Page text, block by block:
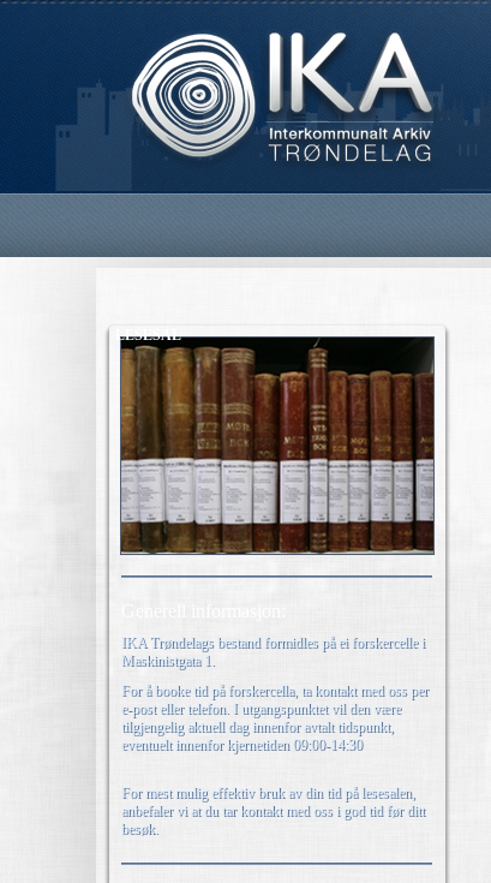
LESESAL
IKA Trøndelags bestand formidles på ei forskercelle i
Maskinistgata 1.
For å booke tid på forskercella, ta kontakt med oss per
e-post eller telefon. I utgangspunktet vil den være
tilgjengelig aktuell dag innenfor avtalt tidspunkt,
eventuelt innenfor kjernetiden 09:00-14:30
For mest mulig effektiv bruk av din tid på lesesalen,
anbefaler vi at du tar kontakt med oss i god tid før ditt
besøk.